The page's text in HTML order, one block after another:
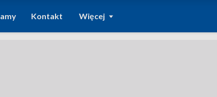
Kontakt Więcej